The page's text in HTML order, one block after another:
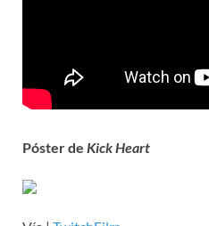
Póster de Kick Heart